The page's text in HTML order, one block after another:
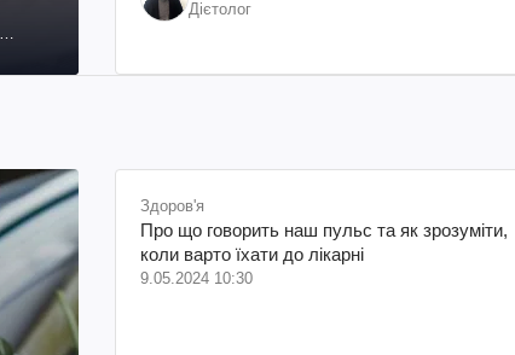
Дієтолог
Здоров'я
Про що говорить наш пульс та як зрозуміти,
коли варто їхати до лікарні
9.05.2024 10:30